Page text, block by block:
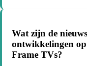
Wat zijn de
ontwikkelingen
Frame TVs?